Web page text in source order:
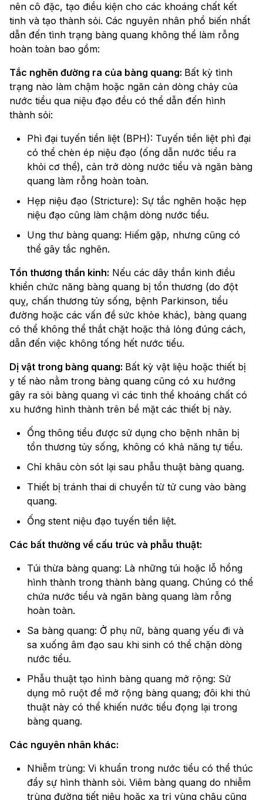
nên cô đặc, tạo điều kiện cho các khoáng chất kết
tinh và tạo thành sỏi. Các nguyên nhân phổ biến nhất
dẫn đến tình trạng bàng quang không thể làm rỗng
hoàn toàn bao gồm:
Tắc nghẽn đường ra của bàng quang: Bất kỳ tình
trạng nào làm chậm hoặc ngăn cản dòng chảy của
nước tiểu qua niệu đạo đều có thể dẫn đến hình
thành sỏi:
Phì đại tuyến tiền liệt (BPH): Tuyến tiền liệt phì đại
có thể chèn ép niệu đạo (ống dẫn nước tiểu ra
khỏi cơ thể), cản trở dòng nước tiểu và ngăn bàng
quang làm rỗng hoàn toàn.
Hẹp niệu đạo (Stricture): Sự tắc nghẽn hoặc hẹp
niệu đạo cũng làm chậm dòng nước tiểu.
Ung thư bàng quang: Hiếm gặp, nhưng cũng có
thể gây tắc nghẽn.
Tổn thương thần kinh: Nếu các dây thần kinh điều
khiển chức năng bàng quang bị tổn thương (do đột
quỵ, chấn thương tủy sống, bệnh Parkinson, tiểu
đường hoặc các vấn đề sức khỏe khác), bàng quang
có thể không thể thắt chặt hoặc thả lỏng đúng cách,
dẫn đến việc không tống hết nước tiểu.
Dị vật trong bàng quang: Bất kỳ vật liệu hoặc thiết bị
y tế nào nằm trong bàng quang cũng có xu hướng
gây ra sỏi bàng quang vì các tinh thể khoáng chất có
xu hướng hình thành trên bề mặt các thiết bị này.
Ống thông tiểu được sử dụng cho bệnh nhân bị
tổn thương tủy sống, không có khả năng tự tiểu.
Chỉ khâu còn sót lại sau phẫu thuật bàng quang.
Thiết bị tránh thai di chuyển từ tử cung vào bàng
quang.
Ống stent niệu đạo tuyến tiền liệt.
Các bất thường về cấu trúc và phẫu thuật:
Túi thừa bàng quang: Là những túi hoặc lỗ hổng
hình thành trong thành bàng quang. Chúng có thể
chứa nước tiểu và ngăn bàng quang làm rỗng
hoàn toàn.
Sa bàng quang: Ở phụ nữ, bàng quang yếu đi và
sa xuống âm đạo sau khi sinh có thể chặn dòng
nước tiểu.
Phẫu thuật tạo hình bàng quang mở rộng: Sử
dụng mô ruột để mở rộng bàng quang; đôi khi thủ
thuật này có thể khiến nước tiểu đọng lại trong
bàng quang.
Các nguyên nhân khác:
Nhiễm trùng: Vi khuẩn trong nước tiểu có thể thúc
đẩy sự hình thành sỏi. Viêm bàng quang do nhiễm
trùng đường tiết niệu hoặc xạ trị vùng chậu cũng